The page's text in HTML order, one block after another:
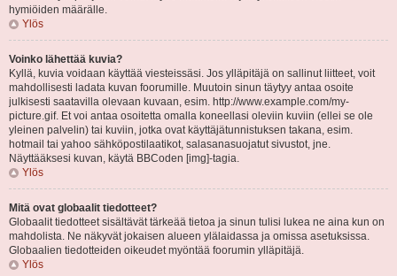
hymiöiden määrälle.
Ylös
Voinko lähettää kuvia?
Kyllä, kuvia voidaan käyttää viesteissäsi. Jos ylläpitäjä on sallinut liitteet, voit
mahdollisesti ladata kuvan foorumille. Muutoin sinun täytyy antaa osoite
julkisesti saatavilla olevaan kuvaan, esim. http://www.example.com/my-
picture.gif. Et voi antaa osoitetta omalla koneellasi oleviin kuviin (ellei se ole
yleinen palvelin) tai kuviin, jotka ovat käyttäjätunnistuksen takana, esim.
hotmail tai yahoo sähköpostilaatikot, salasanasuojatut sivustot, jne.
Näyttääksesi kuvan, käytä BBCoden [img]-tagia.
Ylös
Mitä ovat globaalit tiedotteet?
Globaalit tiedotteet sisältävät tärkeää tietoa ja sinun tulisi lukea ne aina kun on
mahdolista. Ne näkyvät jokaisen alueen ylälaidassa ja omissa asetuksissa.
Globaalien tiedotteiden oikeudet myöntää foorumin ylläpitäjä.
Ylös